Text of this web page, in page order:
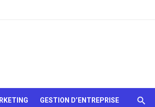
GESTION D’ENTREPRISE